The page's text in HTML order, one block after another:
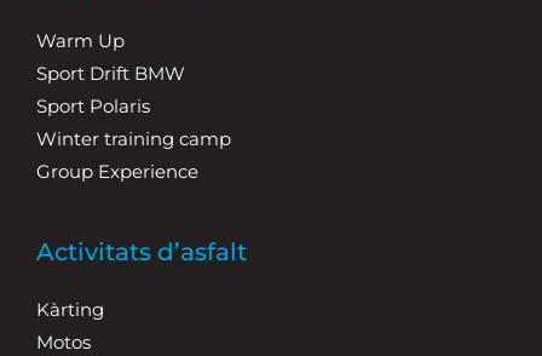
Warm Up
Sport Drift BMW
Sport Polaris
Winter training camp
Group Experience
Activitats d’asfalt
Kàrting
Motos